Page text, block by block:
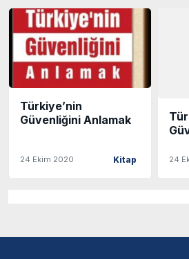
Türkiye’nin
Güvenliğini Anlamak
24 Ekim 2020 Kitap 24